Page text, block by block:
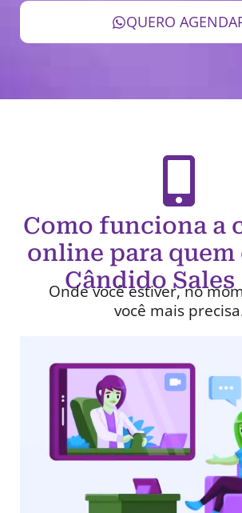
QUERO
Como funciona a
online para quem
Cândido Sales
Onde você estiver, no
você mais